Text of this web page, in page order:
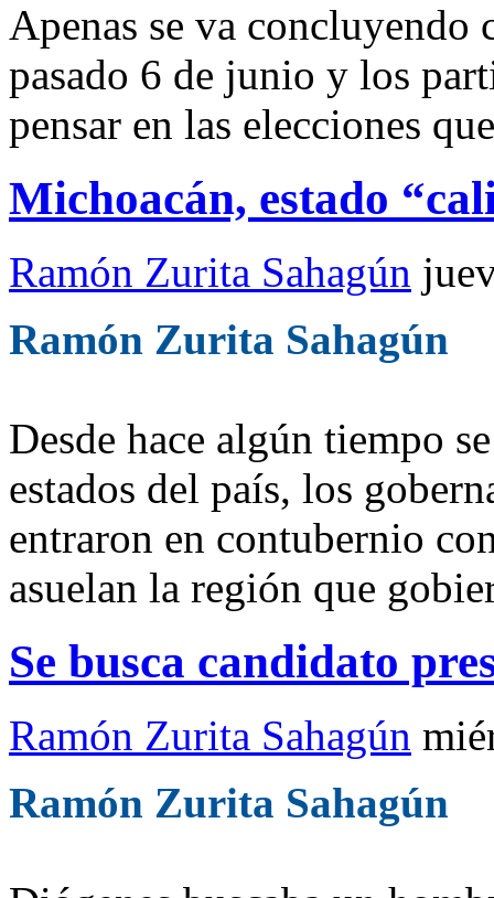
Apenas se va concluyendo
pasado 6 de junio y los
pensar en las elecciones
Michoacán, estado
Ramón Zurita Sahagún
Ramón Zurita Sahagún
Desde hace algún tiempo
estados del país, los
entraron en contubernio
asuelan la región que
Se busca candidato
Ramón Zurita Sahagún
Ramón Zurita Sahagún